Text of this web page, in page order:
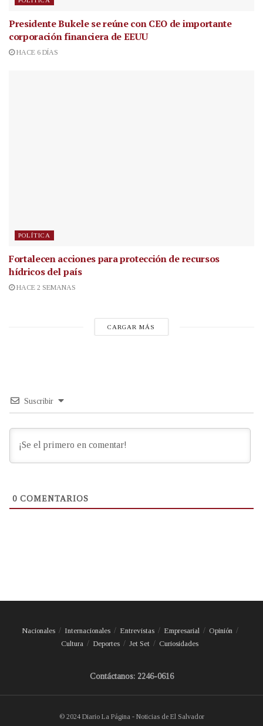
Presidente Bukele se reúne con CEO de importante
corporación financiera de EEUU
HACE 6 DÍAS
POLÍTICA
Fortalecen acciones para protección de recursos
hídricos del país
HACE 2 SEMANAS
CARGAR MÁS
Suscribir
0 COMENTARIOS
Nacionales Internacionales Entrevistas Empresarial
Opinión
Cultura
Deportes Jet Set Curiosidades
Contáctanos: 2246-0616
© 2024 Diario La Página - Noticias de El Salvador